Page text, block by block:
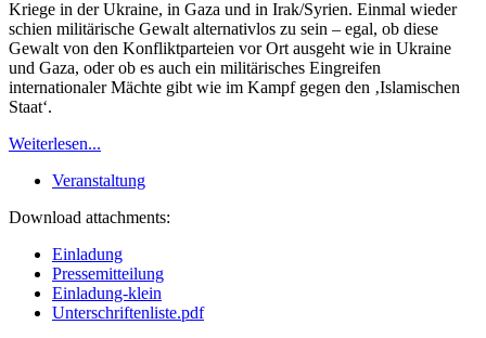
Kriege in der Ukraine, in Gaza und in Irak/Syrien. Einmal wieder
schien militärische Gewalt alternativlos zu sein – egal, ob diese
Gewalt von den Konfliktparteien vor Ort ausgeht wie in Ukraine
und Gaza, oder ob es auch ein militärisches Eingreifen
internationaler Mächte gibt wie im Kampf gegen den ‚Islamischen
Staat‘.
Weiterlesen...
Veranstaltung
Download attachments:
Einladung
Pressemitteilung
Einladung-klein
Unterschriftenliste.pdf